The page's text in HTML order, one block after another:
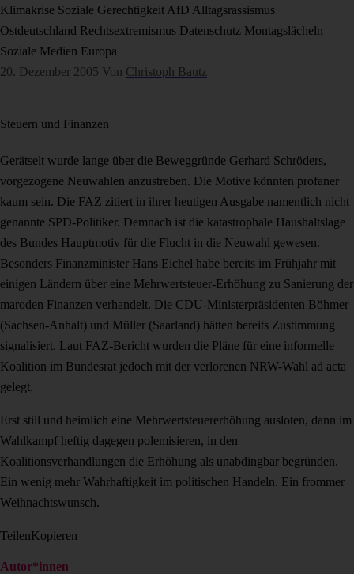
Klimakrise Soziale Gerechtigkeit AfD Alltagsrassismus
Ostdeutschland Rechtsextremismus Datenschutz Montagslächeln
Soziale Medien Europa
20. Dezember 2005 Von Christoph Bautz
Steuern und Finanzen
Gerätselt wurde lange über die Beweggründe Gerhard Schröders,
vorgezogene Neuwahlen anzustreben. Die Motive könnten profaner
kaum sein. Die FAZ zitiert in ihrer heutigen Ausgabe namentlich nicht
genannte SPD-Politiker. Demnach ist die katastrophale Haushaltslage
des Bundes Hauptmotiv für die Flucht in die Neuwahl gewesen.
Besonders Finanzminister Hans Eichel habe bereits im Frühjahr mit
einigen Ländern über eine Mehrwertsteuer-Erhöhung zu Sanierung der
maroden Finanzen verhandelt. Die CDU-Ministerpräsidenten Böhmer
(Sachsen-Anhalt) und Müller (Saarland) hätten bereits Zustimmung
signalisiert. Laut FAZ-Bericht wurden die Pläne für eine informelle
Koalition im Bundesrat jedoch mit der verlorenen NRW-Wahl ad acta
gelegt.
Erst still und heimlich eine Mehrwertsteuererhöhung ausloten, dann im
Wahlkampf heftig dagegen polemisieren, in den
Koalitionsverhandlungen die Erhöhung als unabdingbar begründen.
Ein wenig mehr Wahrhaftigkeit im politischen Handeln. Ein frommer
Weihnachtswunsch.
TeilenKopieren
Autor*innen